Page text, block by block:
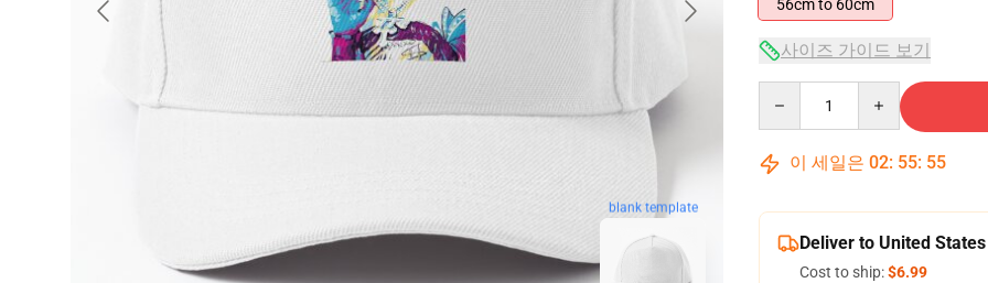
blank template
56cm to 60cm
사이즈 가이드 보기
이 세일은 02: 55: 54
Deliver to United States
Cost to ship:$6.99